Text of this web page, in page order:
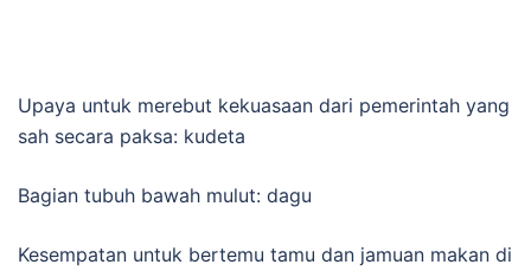
Upaya untuk merebut kekuasaan dari pemerintah yang
sah secara paksa: kudeta
Bagian tubuh bawah mulut: dagu
Kesempatan untuk bertemu tamu dan jamuan makan di